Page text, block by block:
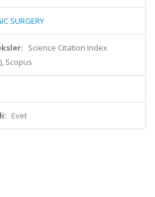
SURGERY
Science Citation Index
Scopus
Evet